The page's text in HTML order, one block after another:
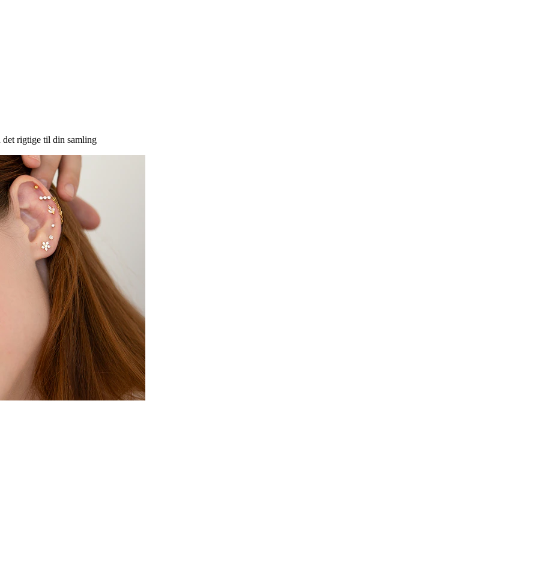
rigtige til din samling